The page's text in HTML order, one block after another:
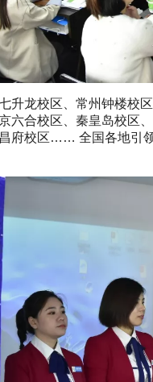
升龙校区、常州钟楼校
六合校区、秦皇岛校
府校区…… 全国各地引